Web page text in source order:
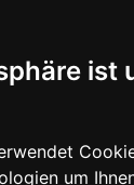
ist
um